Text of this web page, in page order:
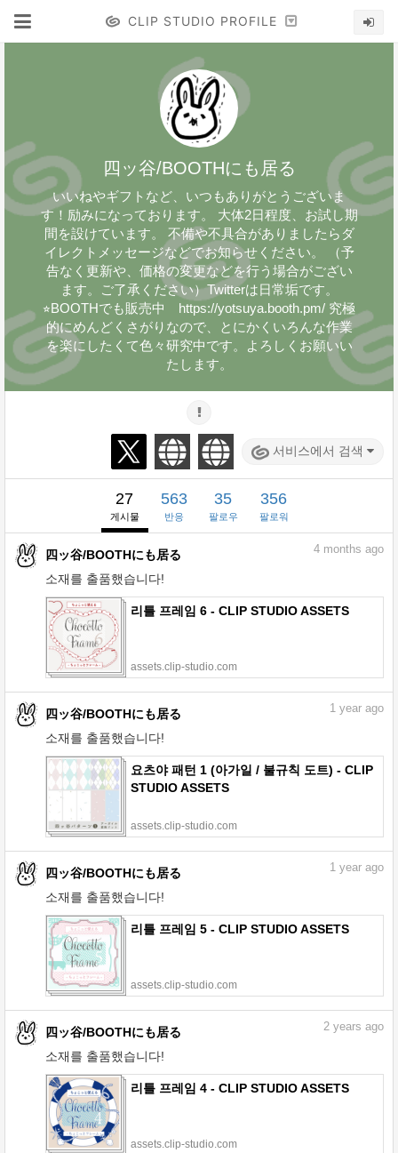
CLIP STUDIO PROFILE
四ッ谷/BOOTHにも居る
いいねやギフトなど、いつもありがとうございま
す！励みになっております。 大体2日程度、お試し期
間を設けています。 不備や不具合がありましたらダ
イレクトメッセージなどでお知らせください。 （予
告なく更新や、価格の変更などを行う場合がござい
ます。ご了承ください）Twitterは日常垢です。
⭐︎BOOTHでも販売中 https://yotsuya.booth.pm/ 究極
的にめんどくさがりなので、とにかくいろんな作業
を楽にしたくて色々研究中です。よろしくお願いい
たします。
서비스에서 검색
27
게시물
563
반응
35
팔로우
356
팔로워
四ッ谷/BOOTHにも居る
소재를 출품했습니다!
4 months ago
리틀 프레임 6 - CLIP STUDIO ASSETS
assets.clip-studio.com
四ッ谷/BOOTHにも居る
소재를 출품했습니다!
1 year ago
요츠야 패턴 1 (아가일 / 불규칙 도트) - CLIP
STUDIO ASSETS
assets.clip-studio.com
四ッ谷/BOOTHにも居る
소재를 출품했습니다!
1 year ago
리틀 프레임 5 - CLIP STUDIO ASSETS
assets.clip-studio.com
四ッ谷/BOOTHにも居る
소재를 출품했습니다!
2 years ago
리틀 프레임 4 - CLIP STUDIO ASSETS
assets.clip-studio.com